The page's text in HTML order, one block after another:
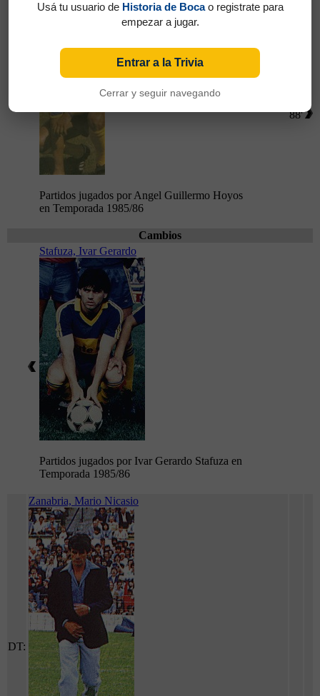
Hoyos, Angel Guillermo
Partidos jugados por Angel Guillermo Hoyos
en Temporada 1985/86
88'
Cambios
Stafuza, Ivar Gerardo
Partidos jugados por Ivar Gerardo Stafuza en
Temporada 1985/86
DT:
Zanabria, Mario Nicasio
Usá tu usuario de Historia de Bocao registrate para
empezar a jugar.
Entrar a la Trivia
Cerrar y seguir navegando